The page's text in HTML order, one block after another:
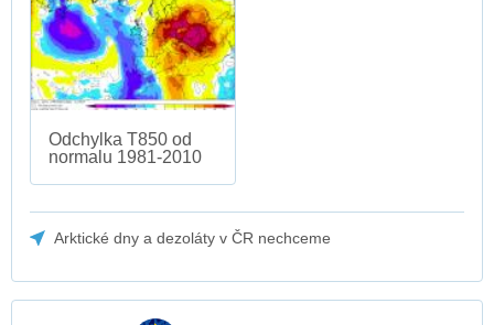
Odchylka T850 od
normalu 1981-2010
Arktické dny a dezoláty v ČR nechceme